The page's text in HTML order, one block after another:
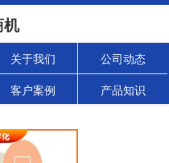
机
关于我们 公司动态
客户案例 产品知识